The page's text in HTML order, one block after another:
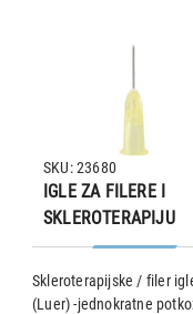
IGLE ZA FILERE I
SKLEROTERAPIJU
(LUER), 30G 0,30 ×
žute, 100 kom.
Skleroterapijske / filer
(Luer) -jednokratne
SKU: 23680